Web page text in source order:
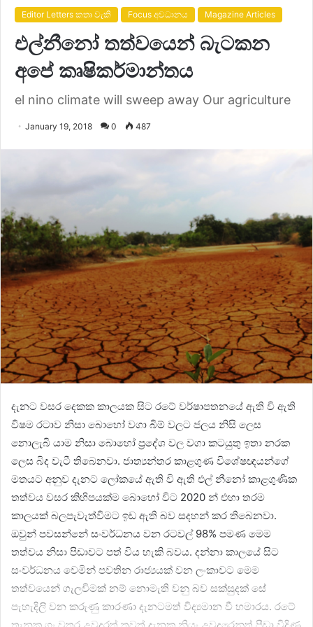
Editor Letters කතෘ වැකි Focus අවධානය Magazine Articles
එල්නීනෝ තත්වයෙන් බැටකන
අපේ කෘෂිකර්මාන්තය
el nino climate will sweep away Our agriculture
January 19, 2018 0 487
දැනට වසර දෙකක කාලයක සිට රටේ වර්ෂාපතනයේ ඇති වි ඇති
විෂම රටාව නිසා බොහෝ වගා බිම් වලට ජලය නිසි ලෙස
නොලැබි යාම නිසා බොහෝ ප්‍රදේශ වල වගා කටයුතු ඉතා නරක
ලෙස බිද වැටී තිබෙනවා. ජාත්‍යන්තර කාළගුණ විශේෂඥයන්ගේ
මතයට අනුව දැනට ලෝකයේ ඇති වි ඇති එල් නීනෝ කාළගුණික
තත්වය වසර කිහිපයක්ම බොහෝ විට 2020 න් එහා තරම
කාලයක් බලපැවැත්විමට ඉඩ ඇති බව සදහන් කර තිබෙනවා.
ඔවුන් පවසන්නේ සංවර්ධනය වන රටවල් 98% පමණ මෙම
තත්වය නිසා පිඩාවට පත් විය හැකි බවය. දන්නා කාලයේ සිට
සංවර්ධනය වෙමින් පවතින රාජ්‍යයක් වන ලංකාවට මෙම
තත්වයෙන් ගැලවිමක් නම් නොමැති වනු බව සක්සුදක් සේ
පැහැදිලි වන කරුණු කාරණා දැනටමත් විද්‍යමාන වී හමාරය. රටේ